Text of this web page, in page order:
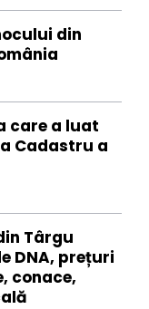
din
care a luat
Cadastru a
Târgu
DNA, prețuri
conace,